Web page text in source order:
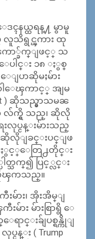
နယ္ထရန္႔ မွာမူ
သိရွင္ၾကား ထု
ကာ္ခ်က္ျဖင့္ သ
ပါင္း ၁၈ ႏွစ္
ျပာဆိုမႈမ်ား
၀ါေၾကာင့္ အျမ
) ဆိုသည္မွာသမၼ
လ်က္ရွိ သည္၊ ဆိုလို
လုပ္ငန္းမ်ားသည္
ဆိုလိုျခင္းပင္ျဖ
ားႏွင့္ေတြ႕တိုင္း
တ္သက္၍ ပြင့္လင္း
ၾကသည္။
ား၊ အိုးအိမ္ျ
းမ်ား မ်ားစြာရွိ ေ
ာင္းခ်ျပစ္ရန္ကိုျ
ငန္း ( Trump